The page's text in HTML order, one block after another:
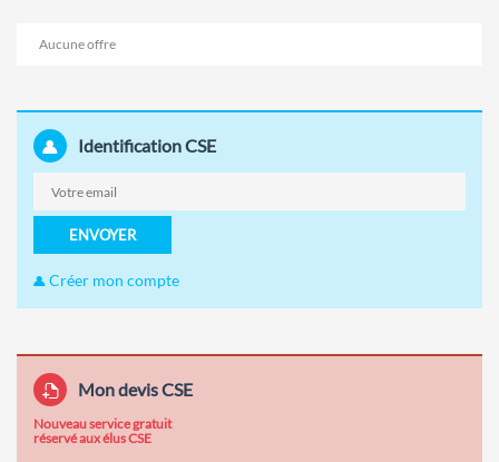
Aucune offre
Identification CSE
ENVOYER
Créer mon compte
Mon devis CSE
Nouveau service gratuit
réservé aux élus CSE